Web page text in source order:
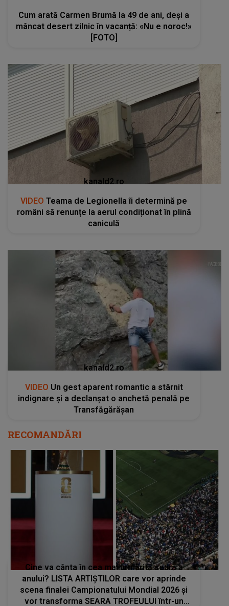
Cum arată Carmen Brumă la 49 de ani, deși a
mâncat desert zilnic în vacanță: «Nu e noroc!»
[FOTO]
kanald2.ro
VIDEO Teama de Legionella îi determină pe
români să renunțe la aerul condiționat în plină
caniculă
kanald2.ro
VIDEO Un gest aparent romantic a stârnit
indignare și a declanșat o anchetă penală pe
Transfăgărășan
RECOMANDĂRI
Cine va cânta în cea mai urmărită seară a
anului? LISTA ARTIȘTILOR care vor aprinde
scena finalei Campionatului Mondial 2026 și
vor transforma SEARA TROFEULUI într-un